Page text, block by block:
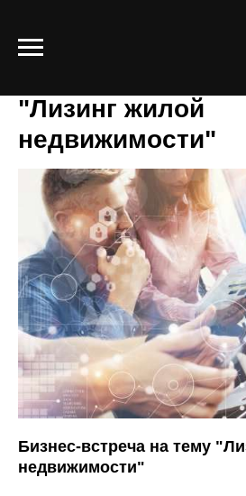
"Лизинг жилой
недвижимости"
Бизнес-встреча на тему
недвижимости"